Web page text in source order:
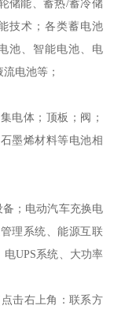
储能、蓄热/蓄冷储
技术；各类蓄电池
池、智能电池、电
电池等；
电体；顶板；阀；
墨烯材料等电池相
备；电动汽车充换电
理系统、能源互联
UPS系统、大功率
击右上角：联系方